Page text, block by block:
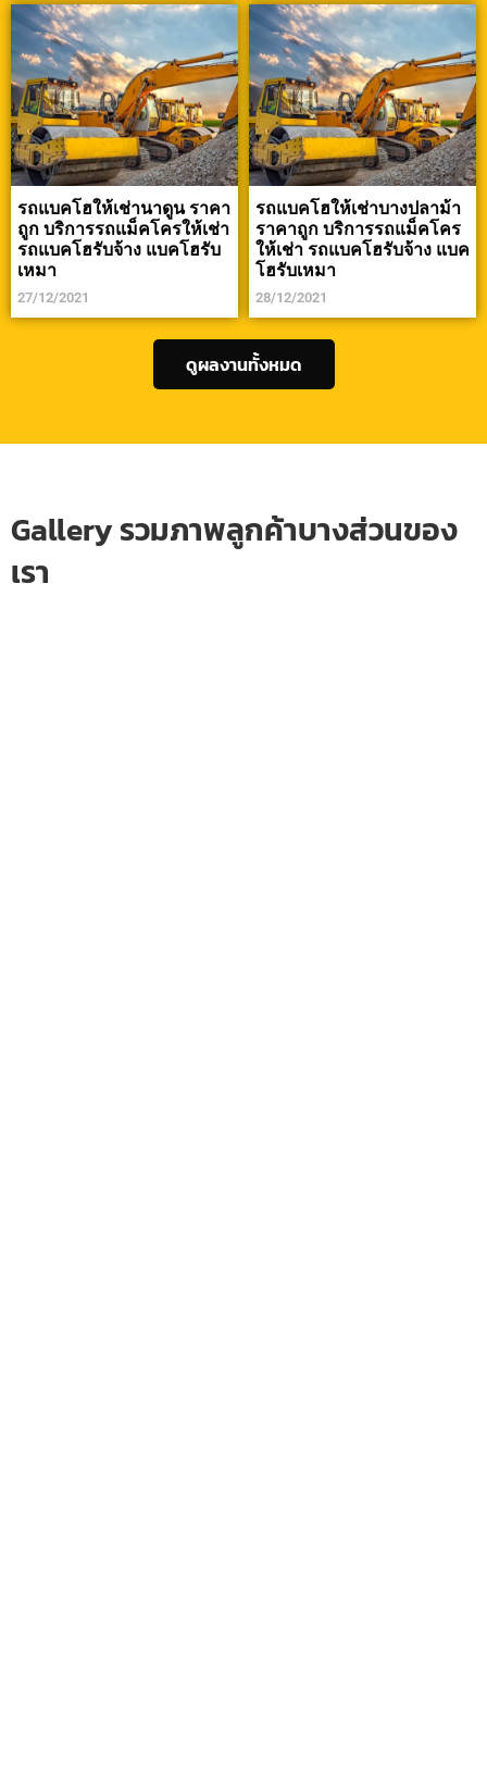
รถแบคโฮให้เช่านาดูน ราคา
ถูก บริการรถแม็คโครให้เช่า
รถแบคโฮรับจ้าง แบคโฮรับ
เหมา
27/12/2021
รถแบคโฮให้เช่าบางปลาม้า
ราคาถูก บริการรถแม็คโคร
ให้เช่า รถแบคโฮรับจ้าง แบค
โฮรับเหมา
28/12/2021
ดูผลงานทั้งหมด
Gallery รวมภาพลูกค้าบางส่วนของ
เรา